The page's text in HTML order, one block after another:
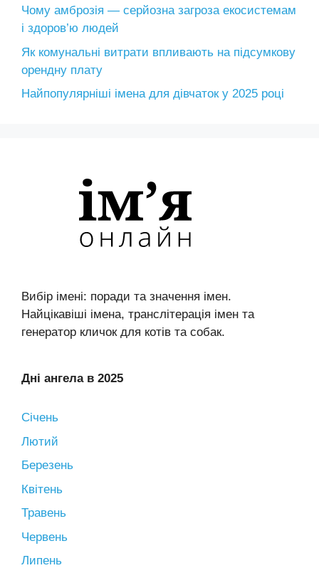
Чому амброзія — серйозна загроза екосистемам
і здоров’ю людей
Як комунальні витрати впливають на підсумкову
орендну плату
Найпопулярніші імена для дівчаток у 2025 році
Вибір імені: поради та значення імен.
Найцікавіші імена, транслітерація імен та
генератор кличок для котів та собак.
Дні ангела в 2025
Січень
Лютий
Березень
Квітень
Травень
Червень
Липень